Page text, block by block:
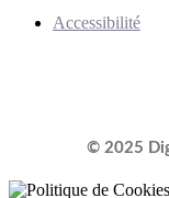
Accessibilité
© 2025